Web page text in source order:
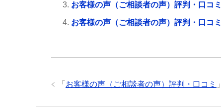
お客様の声（ご相談者の声）評判・口コミ
お客様の声（ご相談者の声）評判・口コミ
「 お客様の声（ご相談者の声）評判・口コミ 」